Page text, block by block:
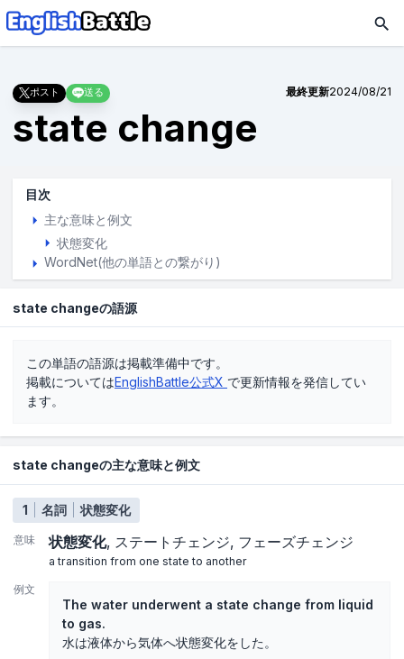
ポスト 送る 最終更新2024/08/21
state change
目次
主な意味と例文
状態変化
WordNet(他の単語との繋がり)
state changeの語源
この単語の語源は掲載準備中です。
掲載についてはEnglishBattle公式X で更新情報を発信してい
ます。
state changeの主な意味と例文
1 名詞 状態変化
意味 状態変化 ステートチェンジ フェーズチェンジ
a transition from one state to another
例文
The water underwent a state change from liquid
to gas.
水は液体から気体へ状態変化をした。